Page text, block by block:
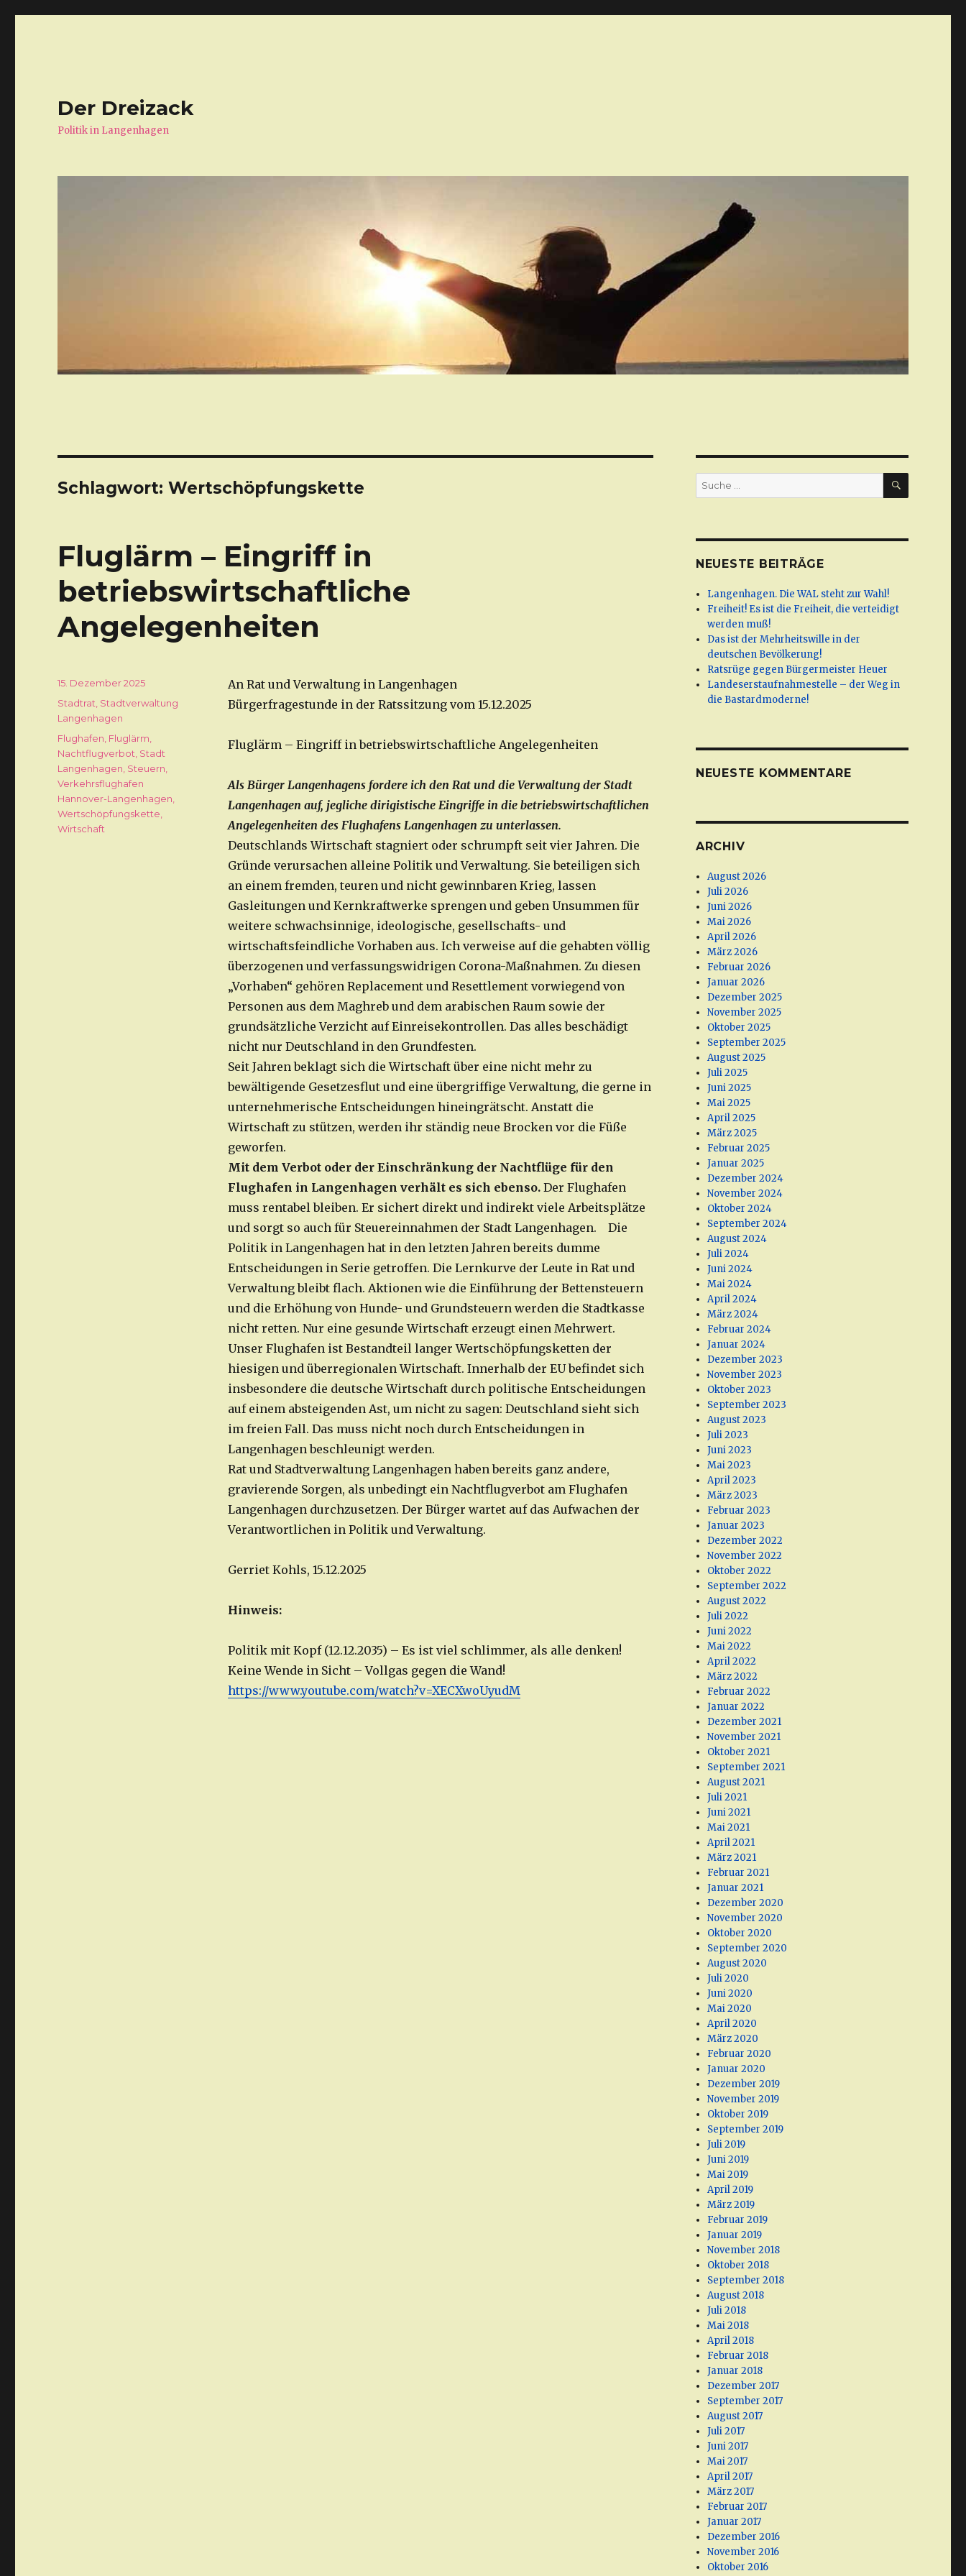
Der Dreizack
Politik in Langenhagen
Schlagwort: Wertschöpfungskette
Fluglärm – Eingriff in
betriebswirtschaftliche
Angelegenheiten
An Rat und Verwaltung in Langenhagen
Bürgerfragestunde in der Ratssitzung vom 15.12.2025
Fluglärm – Eingriff in betriebswirtschaftliche Angelegenheiten
Als Bürger Langenhagens fordere ich den Rat und die Verwaltung der Stadt
Langenhagen auf, jegliche dirigistische Eingriffe in die betriebswirtschaftlichen
Angelegenheiten des Flughafens Langenhagen zu unterlassen.
Deutschlands Wirtschaft stagniert oder schrumpft seit vier Jahren. Die
Gründe verursachen alleine Politik und Verwaltung. Sie beteiligen sich
an einem fremden, teuren und nicht gewinnbaren Krieg, lassen
Gasleitungen und Kernkraftwerke sprengen und geben Unsummen für
weitere schwachsinnige, ideologische, gesellschafts- und
wirtschaftsfeindliche Vorhaben aus. Ich verweise auf die gehabten völlig
überzogenen und verfassungswidrigen Corona-Maßnahmen. Zu diesen
„Vorhaben“ gehören Replacement und Resettlement vorwiegend von
Personen aus dem Maghreb und dem arabischen Raum sowie der
grundsätzliche Verzicht auf Einreisekontrollen. Das alles beschädigt
nicht nur Deutschland in den Grundfesten.
Seit Jahren beklagt sich die Wirtschaft über eine nicht mehr zu
bewältigende Gesetzesflut und eine übergriffige Verwaltung, die gerne in
unternehmerische Entscheidungen hineingrätscht. Anstatt die
Wirtschaft zu stützen, werden ihr ständig neue Brocken vor die Füße
geworfen.
Mit dem Verbot oder der Einschränkung der Nachtflüge für den
Flughafen in Langenhagen verhält es sich ebenso.Der Flughafen
muss rentabel bleiben. Er sichert direkt und indirekt viele Arbeitsplätze
und sorgt so auch für Steuereinnahmen der Stadt Langenhagen. Die
Politik in Langenhagen hat in den letzten Jahren bereits dumme
Entscheidungen in Serie getroffen. Die Lernkurve der Leute in Rat und
Verwaltung bleibt flach. Aktionen wie die Einführung der Bettensteuern
und die Erhöhung von Hunde- und Grundsteuern werden die Stadtkasse
nicht retten. Nur eine gesunde Wirtschaft erzeugt einen Mehrwert.
Unser Flughafen ist Bestandteil langer Wertschöpfungsketten der
hiesigen und überregionalen Wirtschaft. Innerhalb der EU befindet sich
insbesondere die deutsche Wirtschaft durch politische Entscheidungen
auf einem absteigenden Ast, um nicht zu sagen: Deutschland sieht sich
im freien Fall. Das muss nicht noch durch Entscheidungen in
Langenhagen beschleunigt werden.
Rat und Stadtverwaltung Langenhagen haben bereits ganz andere,
gravierende Sorgen, als unbedingt ein Nachtflugverbot am Flughafen
Langenhagen durchzusetzen. Der Bürger wartet auf das Aufwachen der
Verantwortlichen in Politik und Verwaltung.
Gerriet Kohls, 15.12.2025
Hinweis:
Politik mit Kopf (12.12.2035) – Es ist viel schlimmer, als alle denken!
Keine Wende in Sicht – Vollgas gegen die Wand!
https://www.youtube.com/watch?v=XECXwoUyudM
Veröffentlicht
am
15. Dezember 2025
Kategorien
Stadtrat Stadtverwaltung
Langenhagen
Schlagwörter
Flughafen Fluglärm
Nachtflugverbot Stadt
Langenhagen Steuern
Verkehrsflughafen
Hannover-Langenhagen
Wertschöpfungskette
Wirtschaft
Suche
nach:
SUCHE
NEUESTE BEITRÄGE
Langenhagen. Die WAL steht zur Wahl!
Freiheit! Es ist die Freiheit, die verteidigt
werden muß!
Das ist der Mehrheitswille in der
deutschen Bevölkerung!
Ratsrüge gegen Bürgermeister Heuer
Landeserstaufnahmestelle – der Weg in
die Bastardmoderne!
NEUESTE KOMMENTARE
ARCHIV
August 2026
Juli 2026
Juni 2026
Mai 2026
April 2026
März 2026
Februar 2026
Januar 2026
Dezember 2025
November 2025
Oktober 2025
September 2025
August 2025
Juli 2025
Juni 2025
Mai 2025
April 2025
März 2025
Februar 2025
Januar 2025
Dezember 2024
November 2024
Oktober 2024
September 2024
August 2024
Juli 2024
Juni 2024
Mai 2024
April 2024
März 2024
Februar 2024
Januar 2024
Dezember 2023
November 2023
Oktober 2023
September 2023
August 2023
Juli 2023
Juni 2023
Mai 2023
April 2023
März 2023
Februar 2023
Januar 2023
Dezember 2022
November 2022
Oktober 2022
September 2022
August 2022
Juli 2022
Juni 2022
Mai 2022
April 2022
März 2022
Februar 2022
Januar 2022
Dezember 2021
November 2021
Oktober 2021
September 2021
August 2021
Juli 2021
Juni 2021
Mai 2021
April 2021
März 2021
Februar 2021
Januar 2021
Dezember 2020
November 2020
Oktober 2020
September 2020
August 2020
Juli 2020
Juni 2020
Mai 2020
April 2020
März 2020
Februar 2020
Januar 2020
Dezember 2019
November 2019
Oktober 2019
September 2019
Juli 2019
Juni 2019
Mai 2019
April 2019
März 2019
Februar 2019
Januar 2019
November 2018
Oktober 2018
September 2018
August 2018
Juli 2018
Mai 2018
April 2018
Februar 2018
Januar 2018
Dezember 2017
September 2017
August 2017
Juli 2017
Juni 2017
Mai 2017
April 2017
März 2017
Februar 2017
Januar 2017
Dezember 2016
November 2016
Oktober 2016